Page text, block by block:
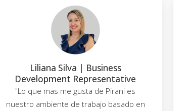
Liliana Silva | Business
Development Representative
"Lo que mas me gusta de Pirani es
nuestro ambiente de trabajo basado en